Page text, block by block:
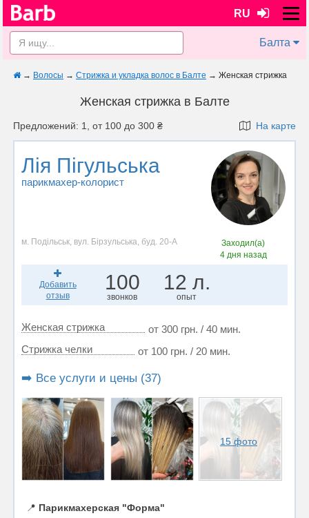
RU
Балта
→ Волосы → Стрижка и укладка волос в Балте → Женская стрижка
Женская стрижка в Балте
Предложений: 1, от 100 до 300 ₴ На карте
Лія Пігульська
парикмахер-колорист
м. Подільськ, вул. Бірзульська, буд. 20-А
Заходил(а)
4 дня назад
Добавить
отзыв
100
звонков
12 л.
опыт
Женская стрижка
от 300 грн. / 40 мин.
Стрижка челки
от 100 грн. / 20 мин.
➡️ Все услуги и цены (37)
15 фото
📍 Парикмахерская "Форма"